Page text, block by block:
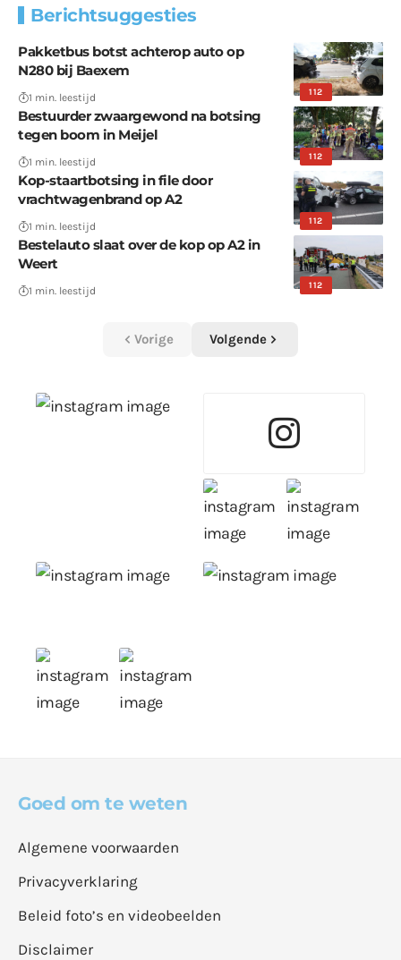
Berichtsuggesties
112
Pakketbus botst achterop auto op
N280 bij Baexem
1 min. leestijd
112
Bestuurder zwaargewond na botsing
tegen boom in Meijel
1 min. leestijd
112
Kop-staartbotsing in file door
vrachtwagenbrand op A2
1 min. leestijd
112
Bestelauto slaat over de kop op A2 in
Weert
1 min. leestijd
Vorige Volgende
Goed om te weten
Algemene voorwaarden
Privacyverklaring
Beleid foto’s en videobeelden
Disclaimer